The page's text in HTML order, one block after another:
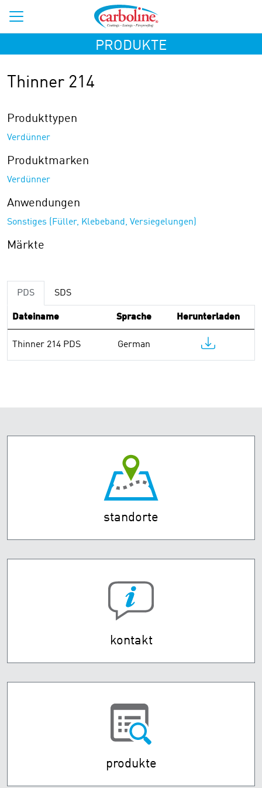
PRODUKTE
Thinner 214
Produkttypen
Verdünner
Produktmarken
Verdünner
Anwendungen
Sonstiges (Füller, Klebeband, Versiegelungen)
Märkte
PDS SDS
Dateiname Sprache Herunterladen
Thinner 214 PDS German
standorte
kontakt
produkte